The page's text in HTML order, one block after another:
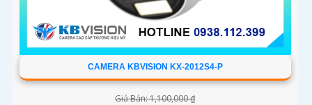
CAMERA KBVISION KX-2012S4-P
Giá Bán: 1,100,000 ₫